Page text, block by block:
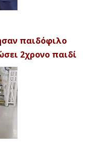
παιδόφιλο
2χρονο παιδί